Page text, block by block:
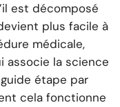
est décomposé
plus facile à
médicale,
associe la science
étape par
cela fonctionne